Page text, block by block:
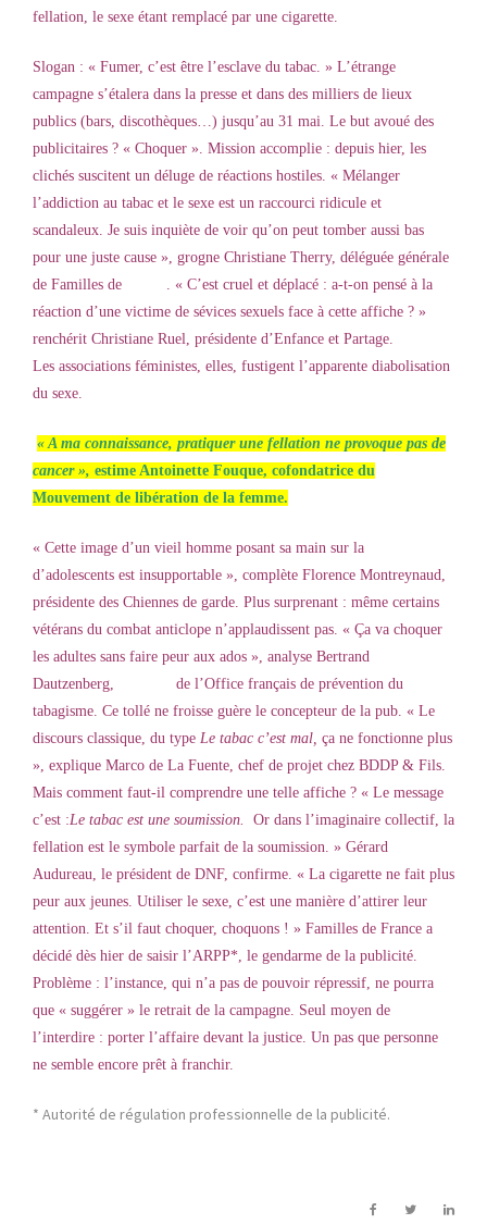
fellation, le sexe étant remplacé par une cigarette.
Slogan : « Fumer, c’est être l’esclave du tabac. » L’étrange
campagne s’étalera dans la presse et dans des milliers de lieux
publics (bars, discothèques…) jusqu’au 31 mai. Le but avoué des
publicitaires ? « Choquer ». Mission accomplie : depuis hier, les
clichés suscitent un déluge de réactions hostiles. « Mélanger
l’addiction au tabac et le sexe est un raccourci ridicule et
scandaleux. Je suis inquiète de voir qu’on peut tomber aussi bas
pour une juste cause », grogne Christiane Therry, déléguée générale
de Familles de
. « C’est cruel et déplacé : a-t-on pensé à la
réaction d’une victime de sévices sexuels face à cette affiche ? »
renchérit Christiane Ruel, présidente d’Enfance et Partage.
Les associations féministes, elles, fustigent l’apparente diabolisation
du sexe.
« A ma connaissance, pratiquer une fellation ne provoque pas de
cancer », estime Antoinette Fouque, cofondatrice du
Mouvement de libération de la femme.
« Cette image d’un vieil homme posant sa main sur la
d’adolescents est insupportable », complète Florence Montreynaud,
présidente des Chiennes de garde. Plus surprenant : même certains
vétérans du combat anticlope n’applaudissent pas. « Ça va choquer
les adultes sans faire peur aux ados », analyse Bertrand
Dautzenberg,
de l’Office français de prévention du
tabagisme. Ce tollé ne froisse guère le concepteur de la pub. « Le
discours classique, du type Le tabac c’est mal, ça ne fonctionne plus
», explique Marco de La Fuente, chef de projet chez BDDP & Fils.
Mais comment faut-il comprendre une telle affiche ? « Le message
c’est :Le tabac est une soumission.
Or dans l’imaginaire collectif, la
fellation est le symbole parfait de la soumission. » Gérard
Audureau, le président de DNF, confirme. « La cigarette ne fait plus
peur aux jeunes. Utiliser le sexe, c’est une manière d’attirer leur
attention. Et s’il faut choquer, choquons ! » Familles de France a
décidé dès hier de saisir l’ARPP*, le gendarme de la publicité.
Problème : l’instance, qui n’a pas de pouvoir répressif, ne pourra
que « suggérer » le retrait de la campagne. Seul moyen de
l’interdire : porter l’affaire devant la justice. Un pas que personne
ne semble encore prêt à franchir.
* Autorité de régulation professionnelle de la publicité.